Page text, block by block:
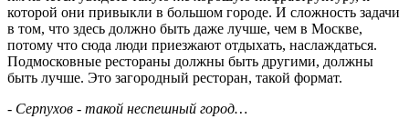
которой они привыкли в большом городе. И сложность задачи
в том, что здесь должно быть даже лучше, чем в Москве,
потому что сюда люди приезжают отдыхать, наслаждаться.
Подмосковные рестораны должны быть другими, должны
быть лучше. Это загородный ресторан, такой формат.
- Серпухов - такой неспешный город…